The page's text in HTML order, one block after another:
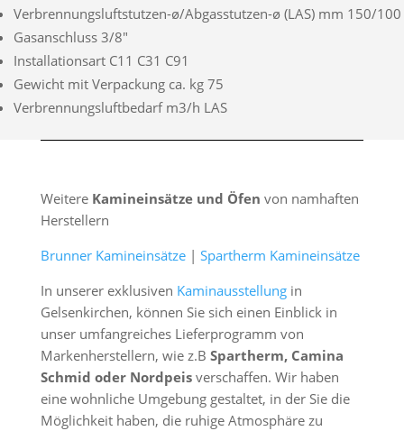
Verbrennungsluftstutzen-ø/Abgasstutzen-ø (LAS) mm 150/100
Gasanschluss 3/8″
Installationsart C11 C31 C91
Gewicht mit Verpackung ca. kg 75
Verbrennungsluftbedarf m3/h LAS
Weitere Kamineinsätze und Öfen von namhaften
Herstellern
Brunner Kamineinsätze| Spartherm Kamineinsätze
In unserer exklusiven Kaminausstellungin
Gelsenkirchen, können Sie sich einen Einblick in
unser umfangreiches Lieferprogramm von
Markenherstellern, wie z.B Spartherm, Camina
Schmid oder Nordpeisverschaffen. Wir haben
eine wohnliche Umgebung gestaltet, in der Sie die
Möglichkeit haben, die ruhige Atmosphäre zu